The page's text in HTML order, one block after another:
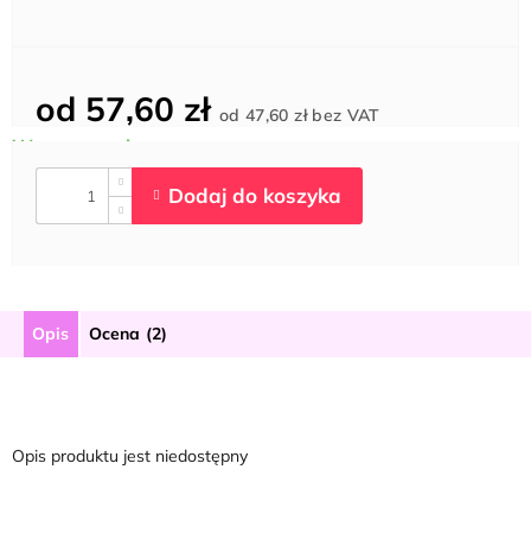
od 57,60 zł od47,60 złbez VAT
Opis Ocena (2)
Opis produktu jest niedostępny